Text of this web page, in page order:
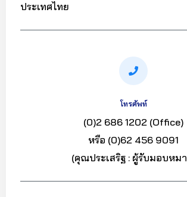
ประเทศไทย
โทรศัพท์
(0)2 686 1202 (Office)
หรือ (0)62 456 9091
(คุณประเสริฐ : ผู้รับมอบหม